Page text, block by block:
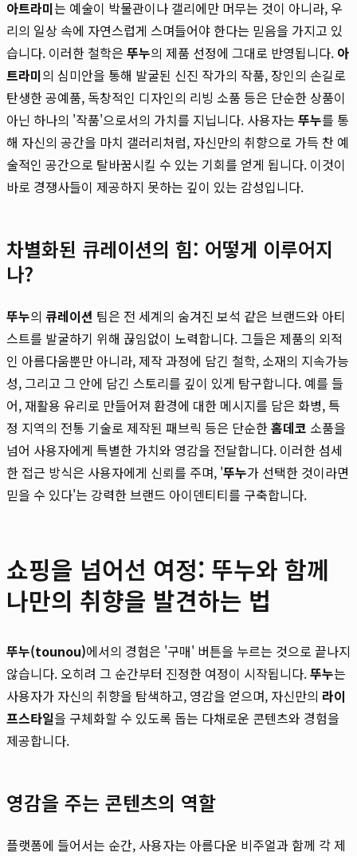
아트라미는 예술이 박물관이나 갤리에만 머무는 것이 아니라, 우
리의 일상 속에 자연스럽게 스며들어야 한다는 믿음을 가지고 있
습니다. 이러한 철학은 뚜누의 제품 선정에 그대로 반영됩니다. 아
트라미의 심미안을 통해 발굴된 신진 작가의 작품, 장인의 손길로
탄생한 공예품, 독창적인 디자인의 리빙 소품 등은 단순한 상품이
아닌 하나의 '작품'으로서의 가치를 지닙니다. 사용자는 뚜누를 통
해 자신의 공간을 마치 갤러리처럼, 자신만의 취향으로 가득 찬 예
술적인 공간으로 탈바꿈시킬 수 있는 기회를 얻게 됩니다. 이것이
바로 경쟁사들이 제공하지 못하는 깊이 있는 감성입니다.
차별화된 큐레이션의 힘: 어떻게 이루어지
나?
뚜누의 큐레이션 팀은 전 세계의 숨겨진 보석 같은 브랜드와 아티
스트를 발굴하기 위해 끊임없이 노력합니다. 그들은 제품의 외적
인 아름다움뿐만 아니라, 제작 과정에 담긴 철학, 소재의 지속가능
성, 그리고 그 안에 담긴 스토리를 깊이 있게 탐구합니다. 예를 들
어, 재활용 유리로 만들어져 환경에 대한 메시지를 담은 화병, 특
정 지역의 전통 기술로 제작된 패브릭 등은 단순한홈데코 소품을
넘어 사용자에게 특별한 가치와 영감을 전달합니다. 이러한 섬세
한 접근 방식은 사용자에게 신뢰를 주며, '뚜누가 선택한 것이라면
믿을 수 있다'는 강력한 브랜드 아이덴티티를 구축합니다.
쇼핑을 넘어선 여정: 뚜누와 함께
나만의 취향을 발견하는 법
뚜누(tounou)에서의 경험은 '구매' 버튼을 누르는 것으로 끝나지
않습니다. 오히려 그 순간부터 진정한 여정이 시작됩니다.뚜누는
사용자가 자신의 취향을 탐색하고, 영감을 얻으며, 자신만의 라이
프스타일을 구체화할 수 있도록 돕는 다채로운 콘텐츠와 경험을
제공합니다.
영감을 주는 콘텐츠의 역할
플랫폼에 들어서는 순간, 사용자는 아름다운 비주얼과 함께 각 제